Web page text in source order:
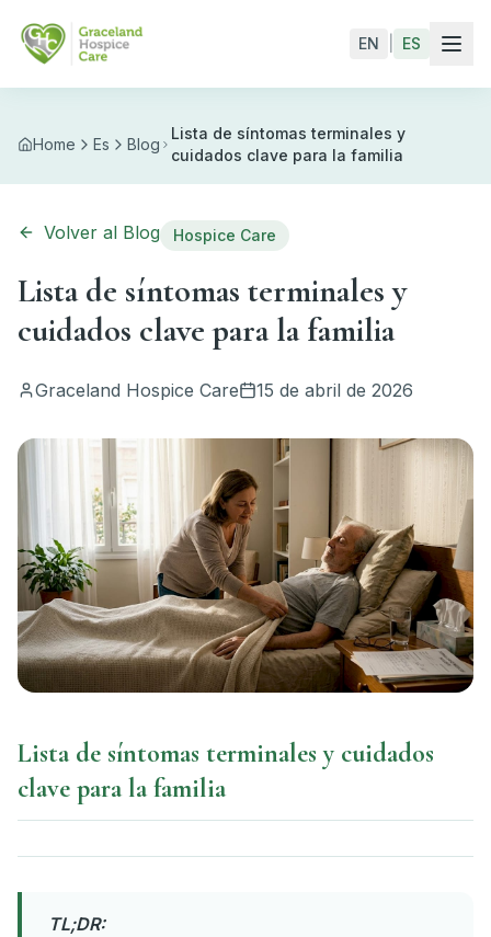
EN ES
Home Es Blog
Lista de síntomas terminales y
cuidados clave para la familia
Volver al Blog Hospice Care
Lista de síntomas terminales y
cuidados clave para la familia
Graceland Hospice Care 15 de abril de 2026
Lista de síntomas terminales y cuidados
clave para la familia
TL;DR: